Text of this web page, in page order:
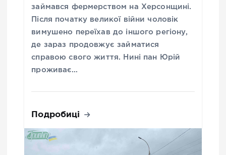
займався фермерством на Херсонщині.
Після початку великої війни чоловік
вимушено переїхав до іншого регіону,
де зараз продовжує займатися
справою свого життя. Нині пан Юрій
проживає…
Подробиці